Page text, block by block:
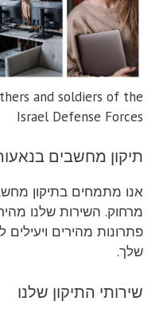
and soldiers of the
Israel Defense Forces
תיקון מחשבים
אנו מתמחים בתיקון
מרחוק. השירות שלנו
פתרונות מהירים
שלך.
שירותי התיקון שלנו